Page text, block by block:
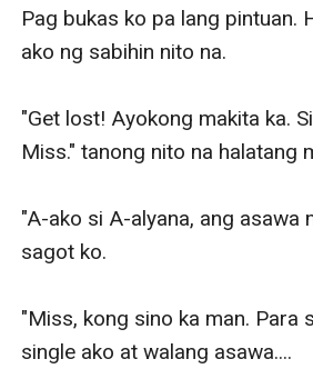
Pag bukas ko pa lang pintuan.
ako ng sabihin nito na.
"Get lost! Ayokong makita ka.
Miss." tanong nito na halatang
"A-ako si A-alyana, ang asawa
sagot ko.
"Miss, kong sino ka man. Para
single ako at walang asawa....